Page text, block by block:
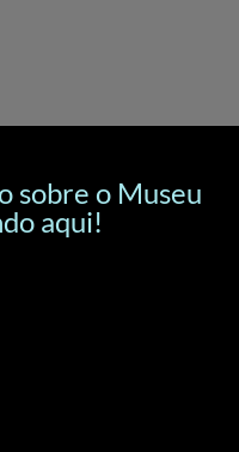
sobre o Museu
aqui!